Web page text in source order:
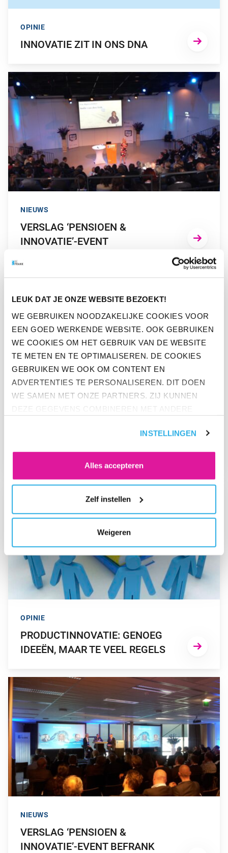
LEUK DAT JE ONZE WEBSITE BEZOEKT!
WE GEBRUIKEN NOODZAKELIJKE COOKIES VOOR
EEN GOED WERKENDE WEBSITE. OOK GEBRUIKEN
WE COOKIES OM HET GEBRUIK VAN DE WEBSITE
TE METEN EN TE OPTIMALISEREN. DE COOKIES
GEBRUIKEN WE OOK OM CONTENT EN
ADVERTENTIES TE PERSONALISEREN. DIT DOEN
WE SAMEN MET ONZE PARTNERS. ZIJ KUNNEN
ACCEPTEREN' ALS JE INSTEMT MET ALLE
NOODZAKELIJKE COOKIES WILT. ONDER 'ZELF
ALTIJD JE TOESTEMMING VOOR DE COOKIES
INSTELLINGEN
Alles accepteren
Zelf instellen
Weigeren
INNOVATIE ZIT IN ONS DNA
OPINIE
GA NAAR “VERSLAG ‘PENSIOEN & INNOVATIE’-EVENT”
VERSLAG ‘PENSIOEN &
INNOVATIE’-EVENT
NIEUWS
INSPIRATIE KUN JE HALEN UIT
ANDERE BRANCHES?
GA NAAR “PRODUCTINNOVATIE: GENOEG IDEEËN, MAAR TE
PRODUCTINNOVATIE: GENOEG
IDEEËN, MAAR TE VEEL REGELS
OPINIE
GA NAAR “VERSLAG ‘PENSIOEN & INNOVATIE’-EVENT
VERSLAG ‘PENSIOEN &
INNOVATIE’-EVENT BEFRANK
NIEUWS